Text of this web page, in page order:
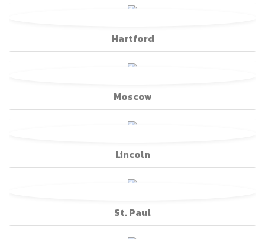
Hartford
Moscow
Lincoln
St. Paul